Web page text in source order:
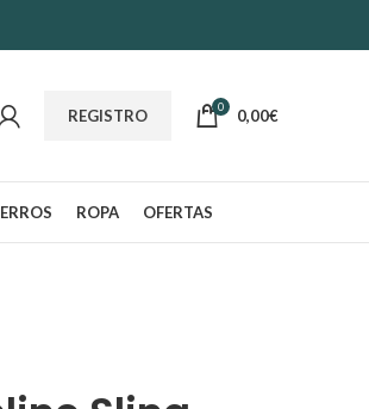
REGISTRO 0 0,00€
ROPA OFERTAS